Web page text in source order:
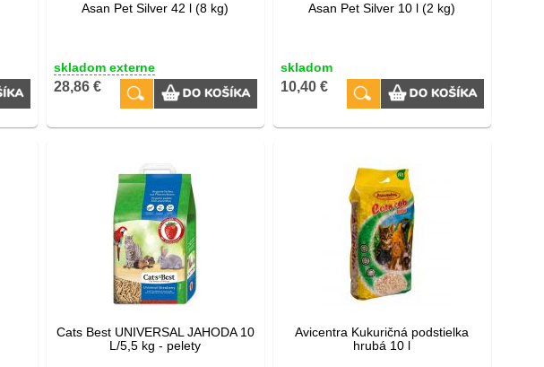
Asan Pet Silver 42 l (8 kg)
skladom externe
28,86 €
Asan Pet Silver 10 l (2 kg)
skladom
10,40 €
Cats Best UNIVERSAL JAHODA 10
L/5,5 kg - pelety
Avicentra Kukuričná podstielka
hrubá 10 l